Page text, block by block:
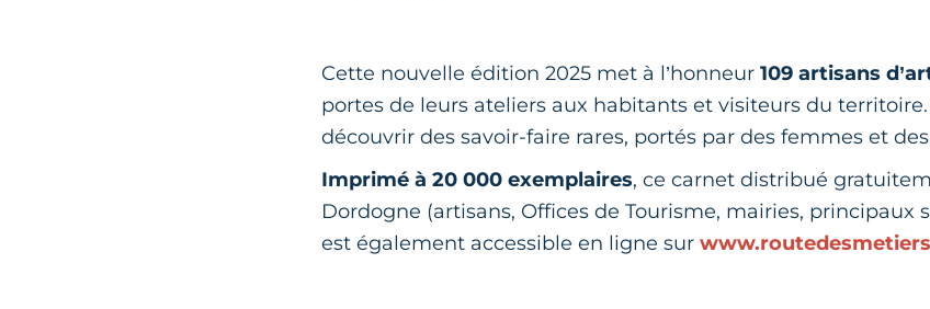
Cette nouvelle édition 2025 met à l’honneur109 artisans
portes de leurs ateliers aux habitants et visiteurs du
découvrir des savoir-faire rares, portés par des femmes et
Imprimé à 20 000 exemplaires, ce carnet distribué
Dordogne (artisans, Offices de Tourisme, mairies, principaux
est également accessible en ligne sur